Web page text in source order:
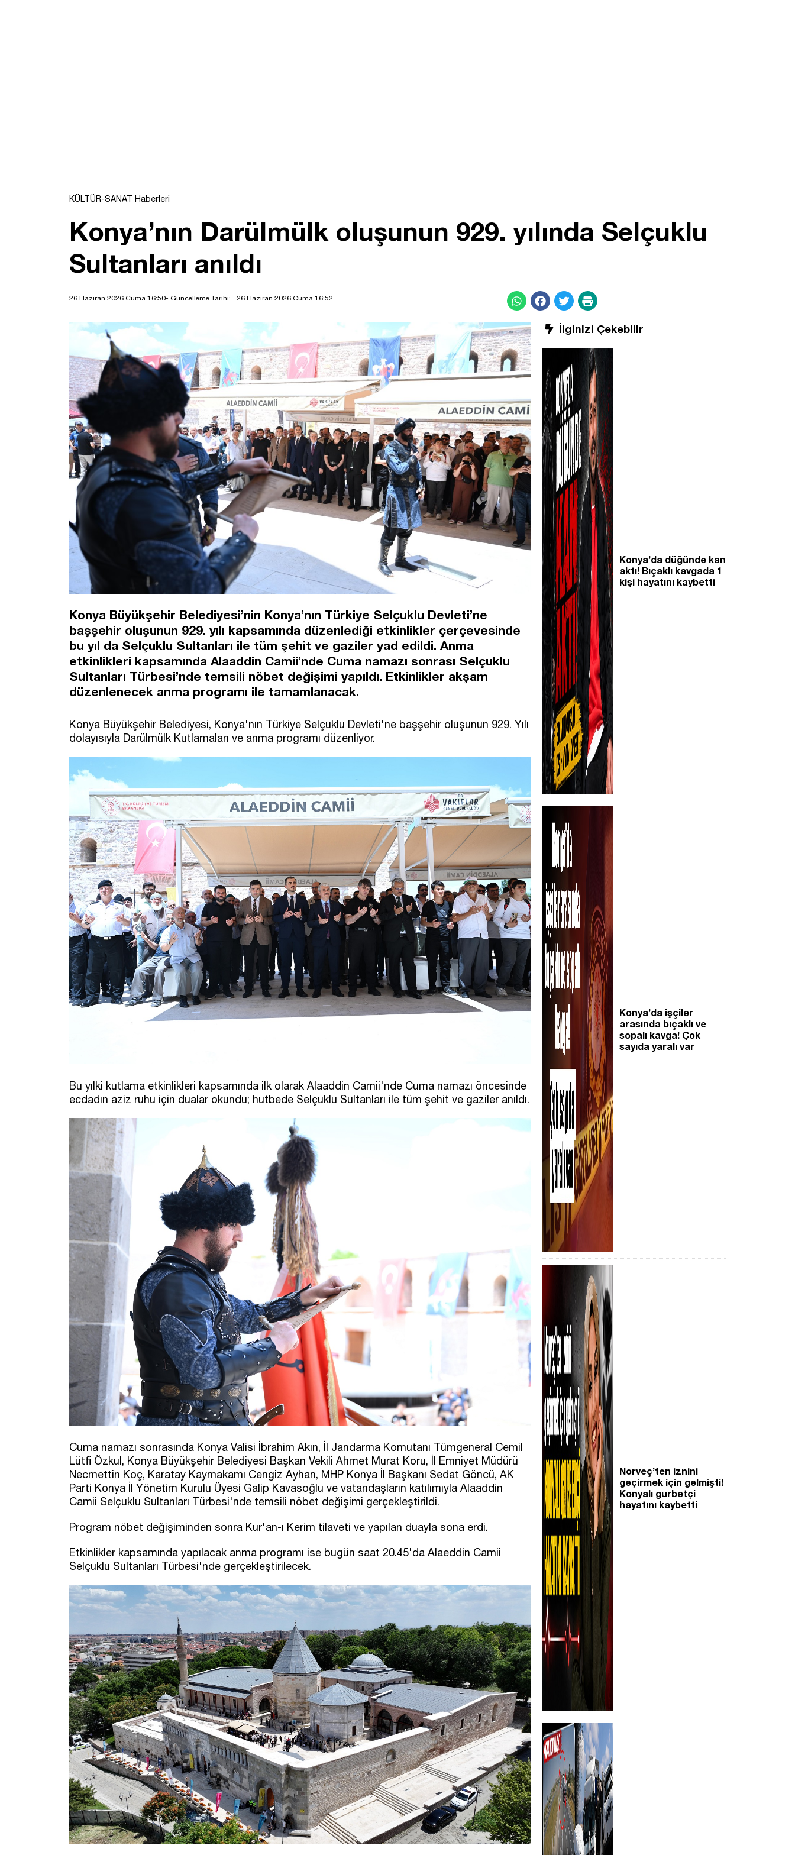
KÜLTÜR-SANAT Haberleri
Konya’nın Darülmülk oluşunun 929. yılında Selçuklu
Sultanları anıldı
26 Haziran 2026 Cuma 16:50- Güncelleme Tarihi: 26 Haziran 2026 Cuma 16:52
Konya Büyükşehir Belediyesi’nin Konya’nın Türkiye Selçuklu Devleti’ne
başşehir oluşunun 929. yılı kapsamında düzenlediği etkinlikler çerçevesinde
bu yıl da Selçuklu Sultanları ile tüm şehit ve gaziler yad edildi. Anma
etkinlikleri kapsamında Alaaddin Camii’nde Cuma namazı sonrası Selçuklu
Sultanları Türbesi’nde temsili nöbet değişimi yapıldı. Etkinlikler akşam
düzenlenecek anma programı ile tamamlanacak.
Konya Büyükşehir Belediyesi, Konya'nın Türkiye Selçuklu Devleti'ne başşehir oluşunun 929. Yılı
dolayısıyla Darülmülk Kutlamaları ve anma programı düzenliyor.
Bu yılki kutlama etkinlikleri kapsamında ilk olarak Alaaddin Camii'nde Cuma namazı öncesinde
ecdadın aziz ruhu için dualar okundu; hutbede Selçuklu Sultanları ile tüm şehit ve gaziler anıldı.
Cuma namazı sonrasında Konya Valisi İbrahim Akın, İl Jandarma Komutanı Tümgeneral Cemil
Lütfi Özkul, Konya Büyükşehir Belediyesi Başkan Vekili Ahmet Murat Koru, İl Emniyet Müdürü
Necmettin Koç, Karatay Kaymakamı Cengiz Ayhan, MHP Konya İl Başkanı Sedat Göncü, AK
Parti Konya İl Yönetim Kurulu Üyesi Galip Kavasoğlu ve vatandaşların katılımıyla Alaaddin
Camii Selçuklu Sultanları Türbesi'nde temsili nöbet değişimi gerçekleştirildi.
Program nöbet değişiminden sonra Kur'an-ı Kerim tilaveti ve yapılan duayla sona erdi.
Etkinlikler kapsamında yapılacak anma programı ise bugün saat 20.45'da Alaeddin Camii
Selçuklu Sultanları Türbesi'nde gerçekleştirilecek.
İlginizi Çekebilir
Konya’da düğünde kan
aktı! Bıçaklı kavgada 1
kişi hayatını kaybetti
Konya’da işçiler
arasında bıçaklı ve
sopalı kavga! Çok
sayıda yaralı var
Norveç’ten iznini
geçirmek için gelmişti!
Konyalı gurbetçi
hayatını kaybetti